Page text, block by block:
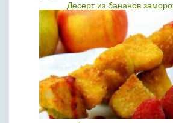
Десерт из бананов